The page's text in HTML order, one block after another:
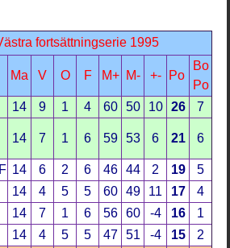
fortsättningserie 1995
Ma V O F M+ M- +- Po
Bo
Po
14 9 1 4 60 50 10 26 7
14 7 1 6 59 53 6 21 6
14 6 2 6 46 44 2 19
5
14 4 5 5 60 49 11 17
4
14 7 1 6 56 60 -4 16
1
14 4 5 5 47 51 -4 15
2